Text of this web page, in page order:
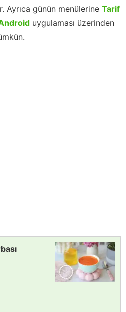
Ayrıca günün menülerine Tarif
uygulaması üzerinden